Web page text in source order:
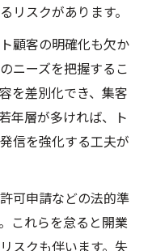
リスクがあります。
顧客の明確化も欠か
ニーズを把握するこ
を差別化でき、集客
年層が多ければ、ト
信を強化する工夫が
可申請などの法的準
これらを怠ると開業
スクも伴います。失